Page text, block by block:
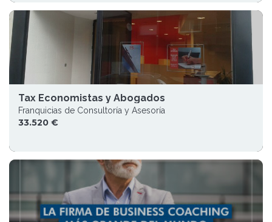
Tax Economistas y Abogados
Franquicias de Consultoría y Asesoría
33.520 €